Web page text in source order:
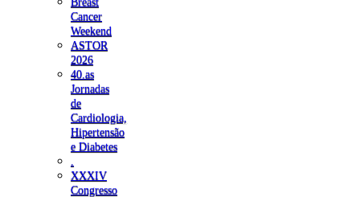
Cancer
Weekend
ASTOR
2026
40.as
Jornadas
de
Cardiologia,
Hipertensão
e Diabetes
XXXIV
Congresso